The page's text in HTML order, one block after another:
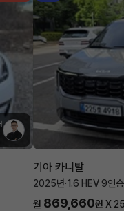
기아 카니발
2025년·1.6 HEV 9인
월 869,660원 X